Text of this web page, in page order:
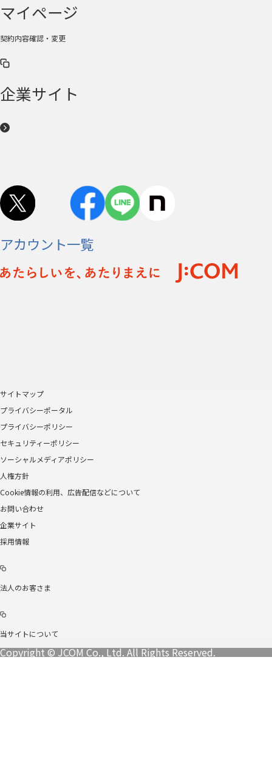
マイページ
契約内容確認・変更
企業サイト
アカウント一覧
サイトマップ
プライバシーポータル
プライバシーポリシー
セキュリティーポリシー
ソーシャルメディアポリシー
人権方針
Cookie情報の利用、広告配信などについて
お問い合わせ
企業サイト
採用情報
法人のお客さま
当サイトについて
Copyright © JCOM Co., Ltd. All Rights Reserved.